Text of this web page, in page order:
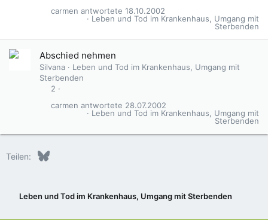
Leben und Tod im Krankenhaus, Umgang mit
Sterbenden
18.10.2002
carmen
Abschied nehmen
Silvana
Leben und Tod im Krankenhaus, Umgang mit
Sterbenden
2
Leben und Tod im Krankenhaus, Umgang mit
Sterbenden
28.07.2002
carmen
Teilen: Bluesky
Leben und Tod im Krankenhaus, Umgang mit Sterbenden